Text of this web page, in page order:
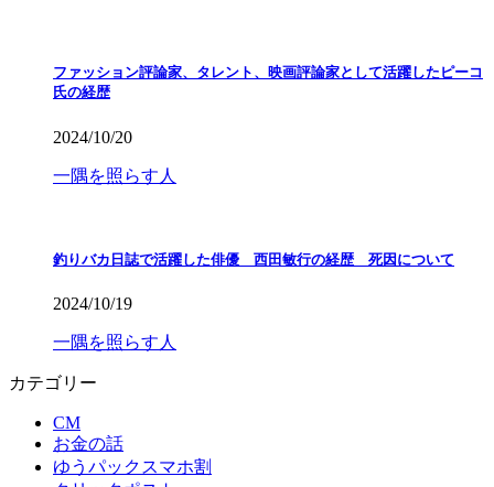
ファッション評論家、タレント、映画評論家として活躍したピーコ
氏の経歴
2024/10/20
一隅を照らす人
釣りバカ日誌で活躍した俳優 西田敏行の経歴 死因について
2024/10/19
一隅を照らす人
カテゴリー
CM
お金の話
ゆうパックスマホ割